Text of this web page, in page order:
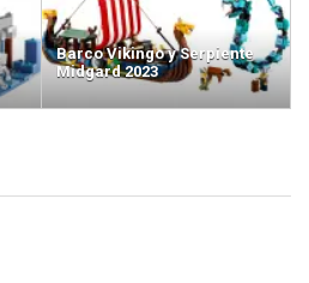
Barco Vikingo y Serpiente
Midgard 2023